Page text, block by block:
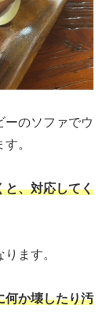
ーのソファでウ
。
と、対応してく
ます。
何か壊したり汚